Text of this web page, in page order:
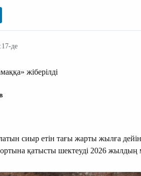
де
жіберілді
сиыр етін тағы жарты жылға
қатысты шектеуді 2026 жылдың